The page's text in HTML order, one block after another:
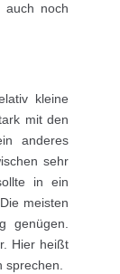
auch noch
kleine
mit den
anderes
sehr
in ein
meisten
genügen.
Hier heißt
sprechen.